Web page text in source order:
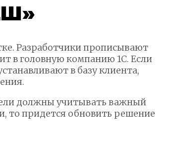
Разработчики прописывают
в головную компанию 1С. Если
в базу клиента,
должны учитывать важный
то придется обновить решение